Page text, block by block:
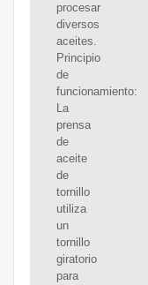
procesar
diversos
aceites.
Principio
de
funcionamiento:
La
prensa
de
aceite
de
tornillo
utiliza
un
tornillo
giratorio
para